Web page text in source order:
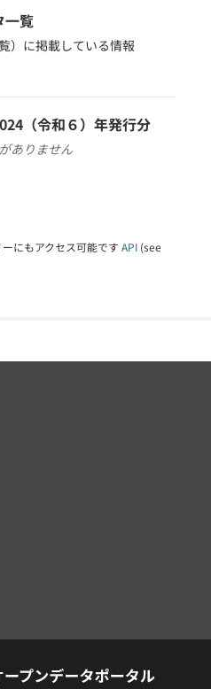
一覧
）に掲載している情報
（令和６）年発行分
ありません
にもアクセス可能です API (see